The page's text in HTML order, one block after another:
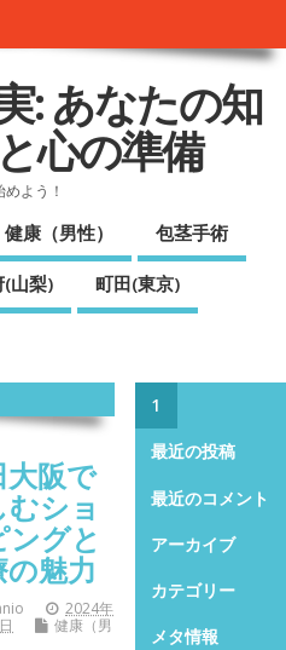
: あなたの知
心の準備
よう！
健康（男性） 包茎手術
(山梨) 町田(東京)
大阪で
ショ
ングと
の魅力
2024年
健康（男
1
最近の投稿
最近のコメント
アーカイブ
カテゴリー
メタ情報